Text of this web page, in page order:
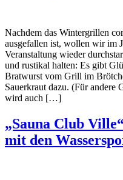
Nachdem das Wintergrillen
ausgefallen ist, wollen wir im
Veranstaltung wieder
und rustikal halten: Es gibt
Bratwurst vom Grill im
Sauerkraut dazu. (Für andere
wird auch […]
„Sauna Club
mit den